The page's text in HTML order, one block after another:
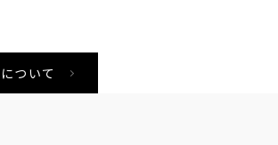
ついて